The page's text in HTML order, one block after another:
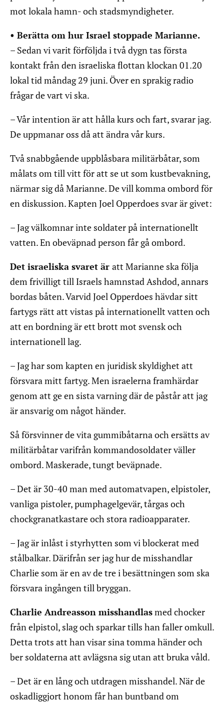
mot lokala hamn- och stadsmyndigheter.
• Berätta om hur Israel stoppade Marianne.
– Sedan vi varit förföljda i två dygn tas första
kontakt från den israeliska flottan klockan 01.20
lokal tid måndag 29 juni. Över en sprakig radio
frågar de vart vi ska.
– Vår intention är att hålla kurs och fart, svarar jag.
De uppmanar oss då att ändra vår kurs.
Två snabbgående uppblåsbara militärbåtar, som
målats om till vitt för att se ut som kustbevakning,
närmar sig då Marianne. De vill komma ombord för
en diskussion. Kapten Joel Opperdoes svar är givet:
– Jag välkomnar inte soldater på internationellt
vatten. En obeväpnad person får gå ombord.
Det israeliska svaret är att Marianne ska följa
dem frivilligt till Israels hamnstad Ashdod, annars
bordas båten. Varvid Joel Opperdoes hävdar sitt
fartygs rätt att vistas på internationellt vatten och
att en bordning är ett brott mot svensk och
internationell lag.
– Jag har som kapten en juridisk skyldighet att
försvara mitt fartyg. Men israelerna framhärdar
genom att ge en sista varning där de påstår att jag
är ansvarig om något händer.
Så försvinner de vita gummibåtarna och ersätts av
militärbåtar varifrån kommandosoldater väller
ombord. Maskerade, tungt beväpnade.
– Det är 30-40 man med automatvapen, elpistoler,
vanliga pistoler, pumphagelgevär, tårgas och
chockgranatkastare och stora radioapparater.
– Jag är inlåst i styrhytten som vi blockerat med
stålbalkar. Därifrån ser jag hur de misshandlar
Charlie som är en av de tre i besättningen som ska
försvara ingången till bryggan.
Charlie Andreasson misshandlasmed chocker
från elpistol, slag och sparkar tills han faller omkull.
Detta trots att han visar sina tomma händer och
ber soldaterna att avlägsna sig utan att bruka våld.
– Det är en lång och utdragen misshandel. När de
oskadliggjort honom får han buntband om